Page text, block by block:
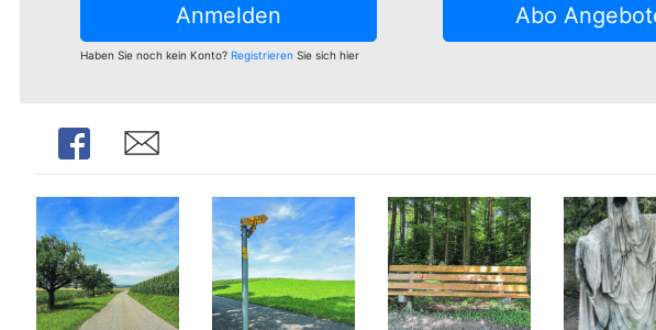
Anmelden
Haben Sie noch kein Konto?Registrieren Sie sich hier
Abo
Share Share